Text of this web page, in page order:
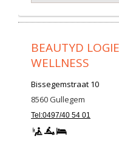
BEAUTYD
WELLNESS
Bissegemstraat 10
8560Gullegem
Tel:0497/40 54 01